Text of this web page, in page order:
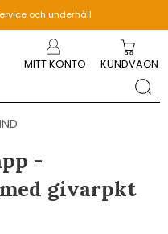
och underhåll
MITT KONTO KUNDVAGN
-
givarpkt